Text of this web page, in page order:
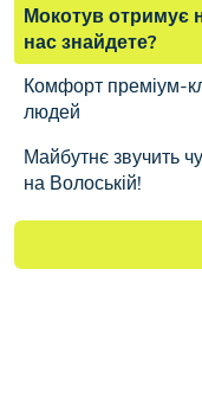
Мокотув отримує
нас знайдете?
Комфорт преміум-
людей
Майбутнє звучить
на Волоській!